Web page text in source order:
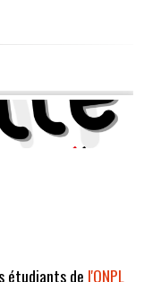
étudiants de l'ONPL